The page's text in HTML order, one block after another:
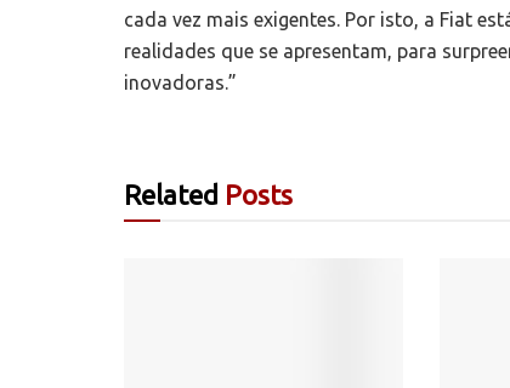
cada vez mais exigentes. Por isto, a Fiat
realidades que se apresentam, para
inovadoras.”
Related Posts